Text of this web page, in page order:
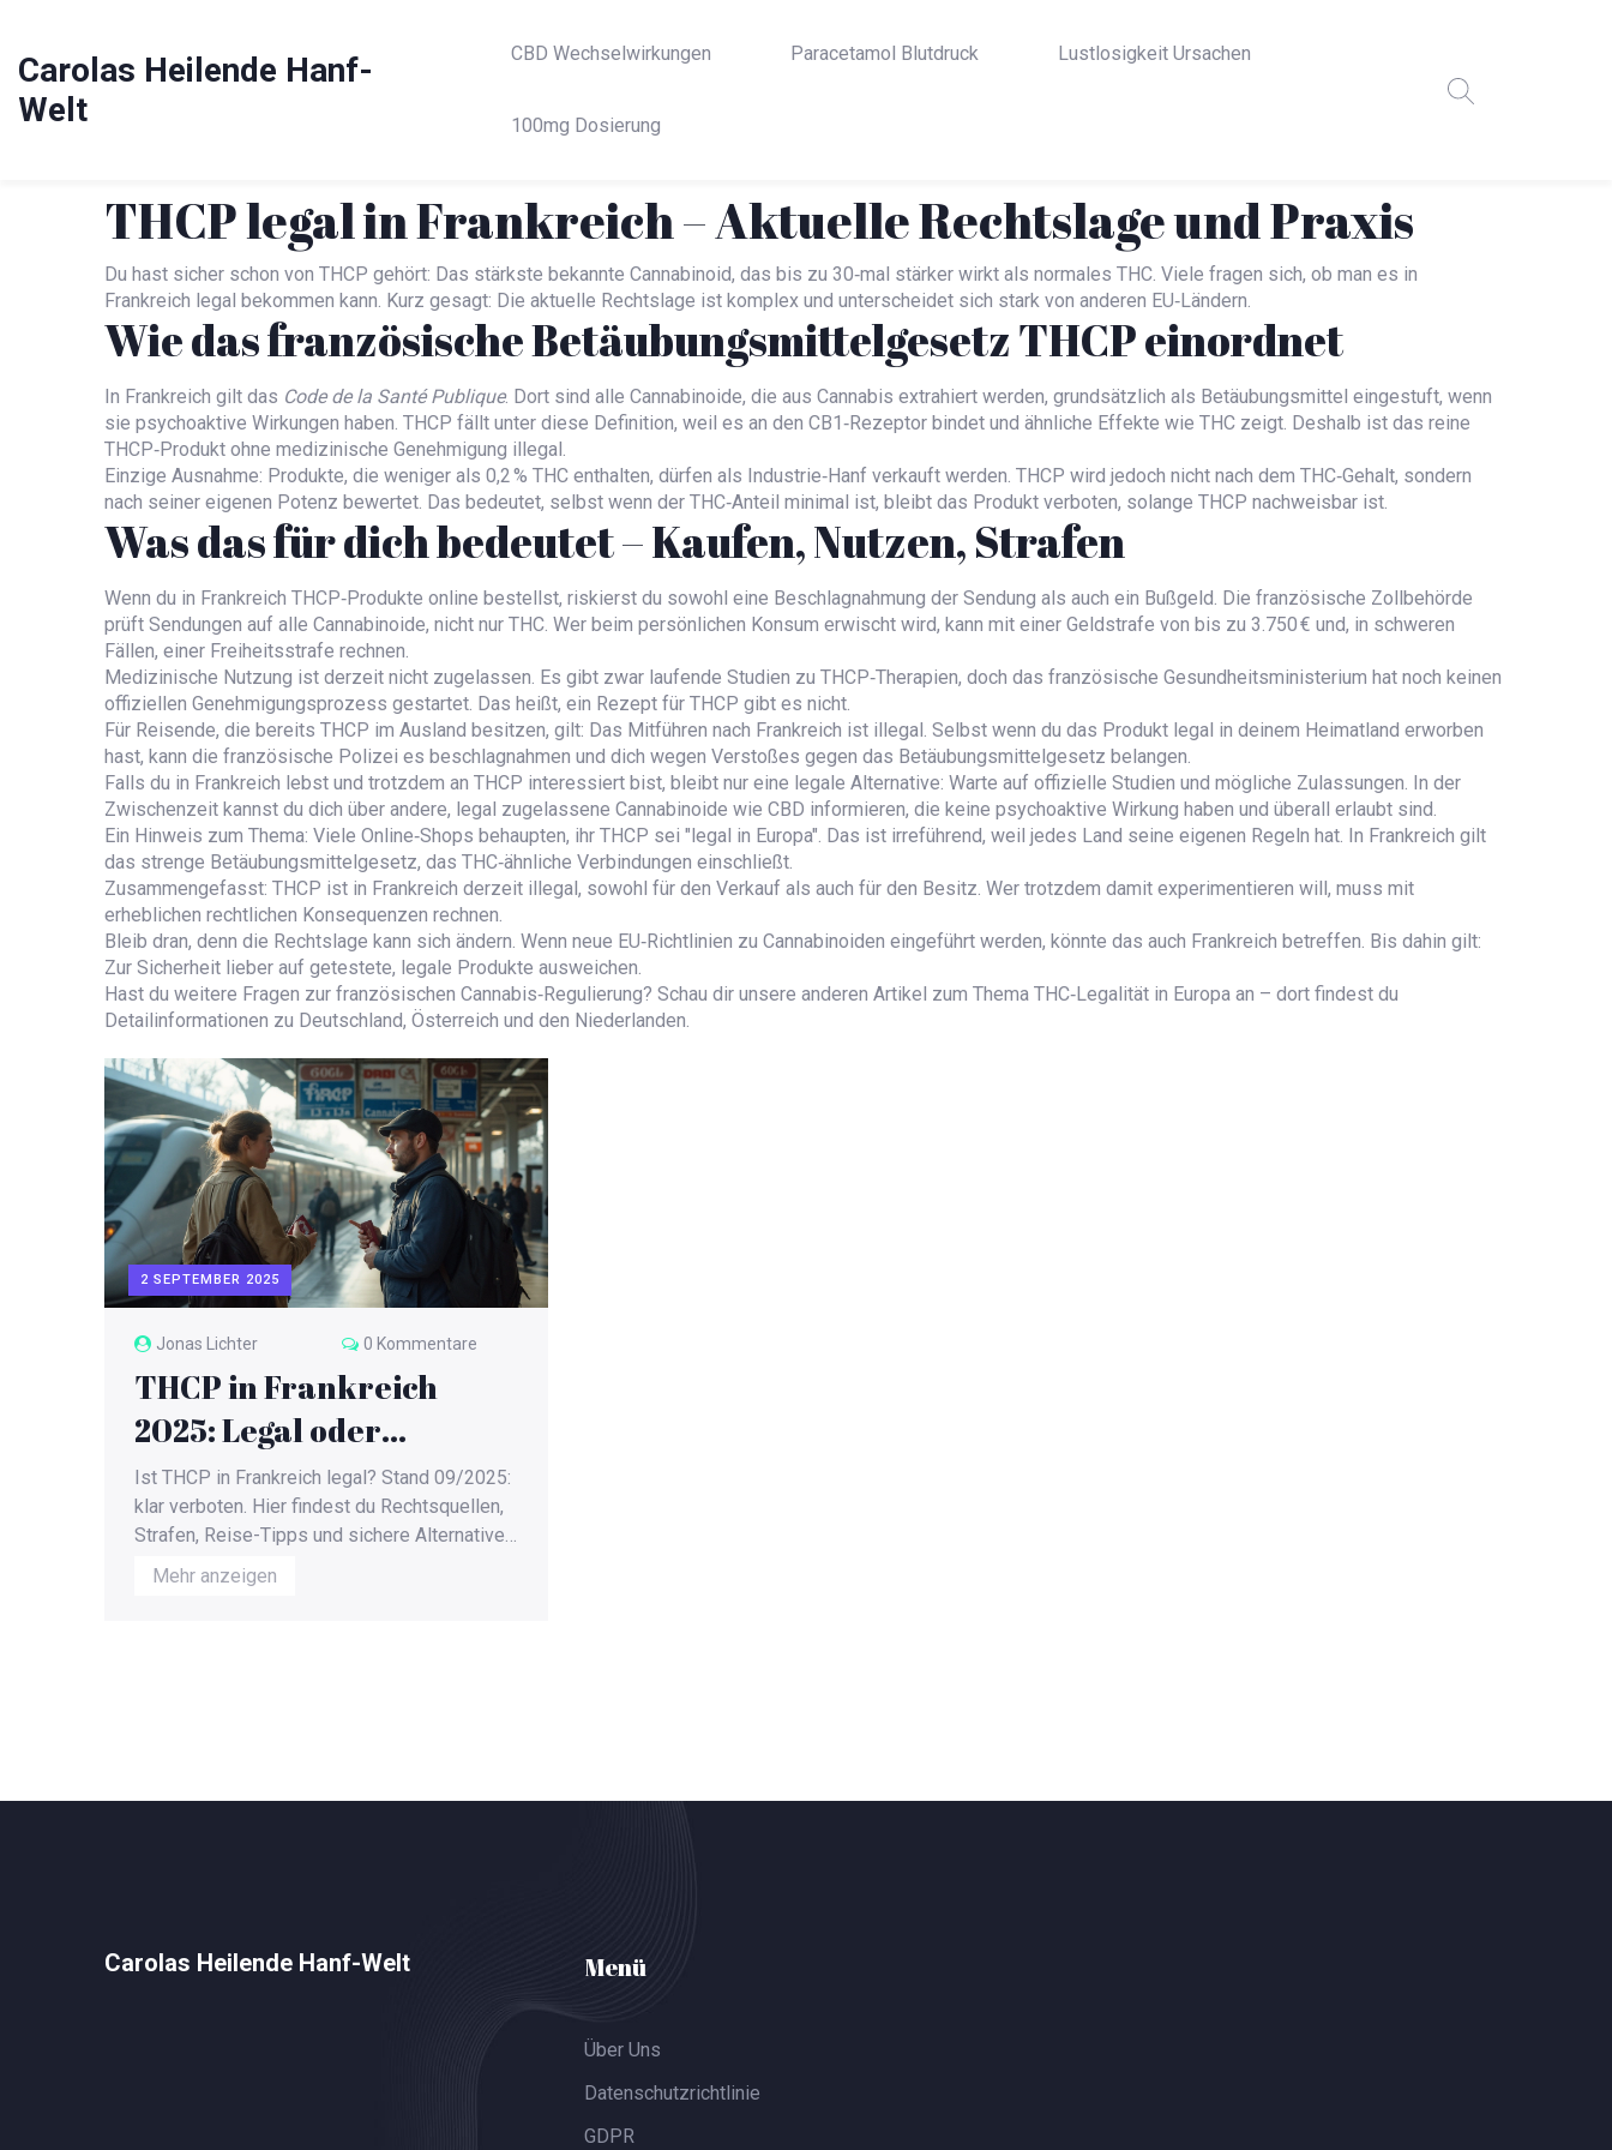
Carolas Heilende Hanf-
Welt
CBD Wechselwirkungen Paracetamol Blutdruck Lustlosigkeit Ursachen
100mg Dosierung
THCP legal in Frankreich – Aktuelle Rechtslage und Praxis
Du hast sicher schon von THCP gehört: Das stärkste bekannte Cannabinoid, das bis zu 30‑mal stärker wirkt als normales THC. Viele fragen sich, ob man es in
Frankreich legal bekommen kann. Kurz gesagt: Die aktuelle Rechtslage ist komplex und unterscheidet sich stark von anderen EU‑Ländern.
Wie das französische Betäubungsmittelgesetz THCP einordnet
In Frankreich gilt das Code de la Santé Publique. Dort sind alle Cannabinoide, die aus Cannabis extrahiert werden, grundsätzlich als Betäubungsmittel eingestuft, wenn
sie psychoaktive Wirkungen haben. THCP fällt unter diese Definition, weil es an den CB1‑Rezeptor bindet und ähnliche Effekte wie THC zeigt. Deshalb ist das reine
THCP‑Produkt ohne medizinische Genehmigung illegal.
Einzige Ausnahme: Produkte, die weniger als 0,2 % THC enthalten, dürfen als Industrie‑Hanf verkauft werden. THCP wird jedoch nicht nach dem THC‑Gehalt, sondern
nach seiner eigenen Potenz bewertet. Das bedeutet, selbst wenn der THC‑Anteil minimal ist, bleibt das Produkt verboten, solange THCP nachweisbar ist.
Was das für dich bedeutet – Kaufen, Nutzen, Strafen
Wenn du in Frankreich THCP‑Produkte online bestellst, riskierst du sowohl eine Beschlagnahmung der Sendung als auch ein Bußgeld. Die französische Zollbehörde
prüft Sendungen auf alle Cannabinoide, nicht nur THC. Wer beim persönlichen Konsum erwischt wird, kann mit einer Geldstrafe von bis zu 3.750 € und, in schweren
Fällen, einer Freiheitsstrafe rechnen.
Medizinische Nutzung ist derzeit nicht zugelassen. Es gibt zwar laufende Studien zu THCP‑Therapien, doch das französische Gesundheitsministerium hat noch keinen
offiziellen Genehmigungsprozess gestartet. Das heißt, ein Rezept für THCP gibt es nicht.
Für Reisende, die bereits THCP im Ausland besitzen, gilt: Das Mitführen nach Frankreich ist illegal. Selbst wenn du das Produkt legal in deinem Heimatland erworben
hast, kann die französische Polizei es beschlagnahmen und dich wegen Verstoßes gegen das Betäubungsmittelgesetz belangen.
Falls du in Frankreich lebst und trotzdem an THCP interessiert bist, bleibt nur eine legale Alternative: Warte auf offizielle Studien und mögliche Zulassungen. In der
Zwischenzeit kannst du dich über andere, legal zugelassene Cannabinoide wie CBD informieren, die keine psychoaktive Wirkung haben und überall erlaubt sind.
Ein Hinweis zum Thema: Viele Online‑Shops behaupten, ihr THCP sei "legal in Europa". Das ist irreführend, weil jedes Land seine eigenen Regeln hat. In Frankreich gilt
das strenge Betäubungsmittelgesetz, das THC‑ähnliche Verbindungen einschließt.
Zusammengefasst: THCP ist in Frankreich derzeit illegal, sowohl für den Verkauf als auch für den Besitz. Wer trotzdem damit experimentieren will, muss mit
erheblichen rechtlichen Konsequenzen rechnen.
Bleib dran, denn die Rechtslage kann sich ändern. Wenn neue EU‑Richtlinien zu Cannabinoiden eingeführt werden, könnte das auch Frankreich betreffen. Bis dahin gilt:
Zur Sicherheit lieber auf getestete, legale Produkte ausweichen.
Hast du weitere Fragen zur französischen Cannabis‑Regulierung? Schau dir unsere anderen Artikel zum Thema THC‑Legalität in Europa an – dort findest du
Detailinformationen zu Deutschland, Österreich und den Niederlanden.
2 SEPTEMBER 2025
Jonas Lichter 0 Kommentare
THCP in Frankreich
2025: Legal oder
verboten? Aktuelle
Rechtslage & Reisetipps
Ist THCP in Frankreich legal? Stand 09/2025:
klar verboten. Hier findest du Rechtsquellen,
Strafen, Reise-Tipps und sichere Alternativen
- kompakt und verständlich.
Mehr anzeigen
Carolas Heilende Hanf-Welt Menü
Über Uns
Datenschutzrichtlinie
GDPR